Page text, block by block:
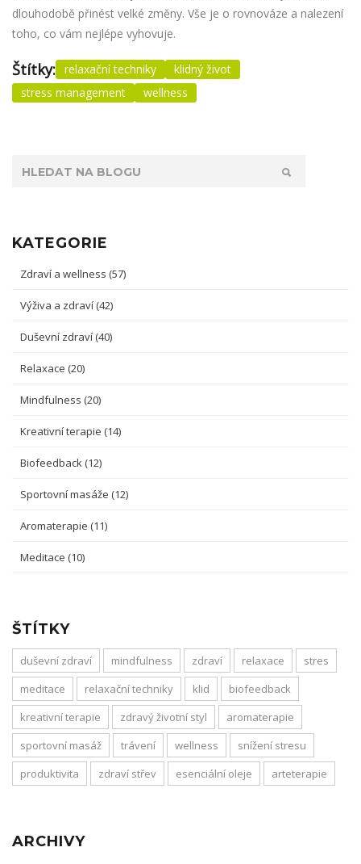
dlouhodobě přinést velké změny. Vše je o rovnováze a nalezení
toho, co vám nejlépe vyhovuje.
Štítky: relaxační techniky
klidný život
stress management
wellness
KATEGORIE
Zdraví a wellness (57)
Výživa a zdraví (42)
Duševní zdraví (40)
Relaxace (20)
Mindfulness (20)
Kreativní terapie (14)
Biofeedback (12)
Sportovní masáže (12)
Aromaterapie (11)
Meditace (10)
ŠTÍTKY
duševní zdraví mindfulness zdraví relaxace
stres
meditace
relaxační techniky klid
biofeedback
kreativní terapie
zdravý životní styl
aromaterapie
sportovní masáž
trávení wellness
snížení stresu
produktivita
zdraví střev esenciální oleje arteterapie
ARCHIVY